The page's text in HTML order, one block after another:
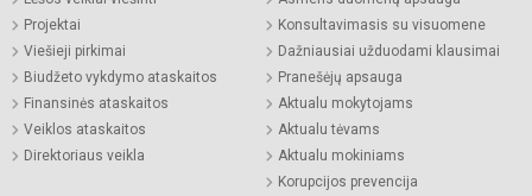
Projektai
Viešieji pirkimai
Biudžeto vykdymo ataskaitos
Finansinės ataskaitos
Veiklos ataskaitos
Direktoriaus veikla
Konsultavimasis su visuomene
Dažniausiai užduodami klausimai
Pranešėjų apsauga
Aktualu mokytojams
Aktualu tėvams
Aktualu mokiniams
Korupcijos prevencija